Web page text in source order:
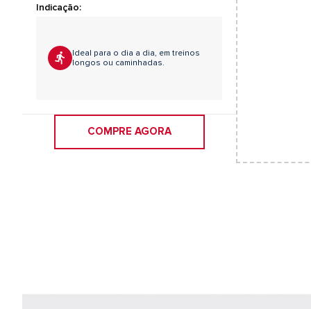
Indicação:
Ideal para o dia a dia, em treinos
longos ou caminhadas.
COMPRE AGORA